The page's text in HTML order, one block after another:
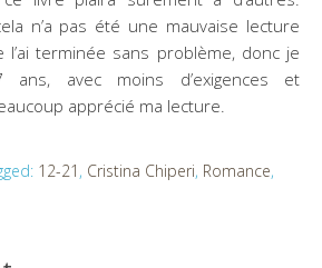
n’a pas été une mauvaise lecture
terminée sans problème, donc je
ans, avec moins d’exigences et
apprécié ma lecture.
12-21 , Cristina Chiperi, Romance,